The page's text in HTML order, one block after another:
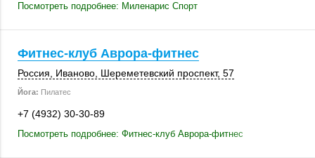
Посмотреть подробнее: Миленарис Спорт
Фитнес-клуб Аврора-фитнес
Россия Иваново , Шереметевский проспект, 57
Йога: Пилатес
+7 (4932) 30-30-89
Посмотреть подробнее: Фитнес-клуб Аврора-фитнес